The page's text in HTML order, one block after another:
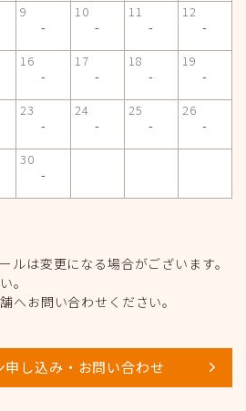
9
-
10
-
11
-
12
-
16
-
17
-
18
-
19
-
23
-
24
-
25
-
26
-
30
-
ルは変更になる場合がございます。
。
へお問い合わせください。
申し込み・お問い合わせ